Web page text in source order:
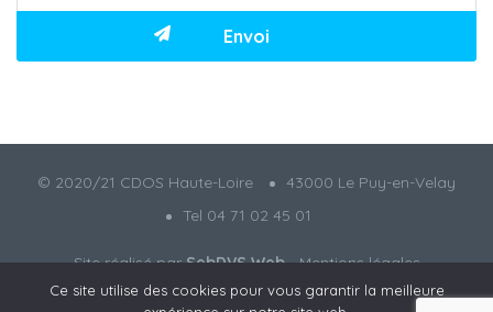
© 2020/21 CDOS Haute-Loire
43000 Le Puy-en-Velay
Tel 04 71 02 45 01
Site réalisé parSebDVS Web-Mentions légales
Ce site utilise des cookies pour vous garantir la meilleure